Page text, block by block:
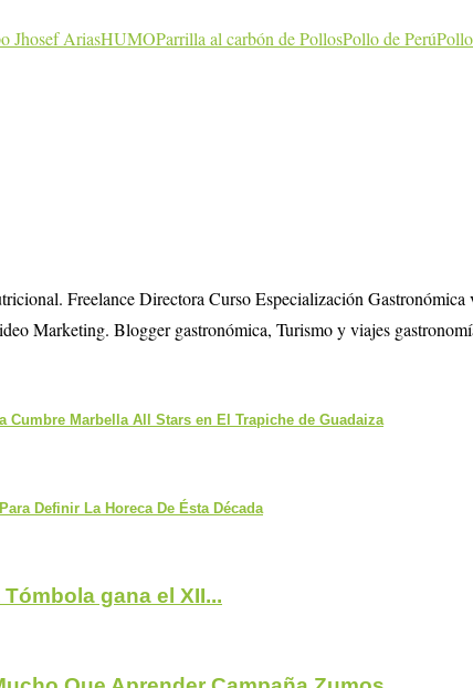
Jhosef AriasHUMOParrilla al carbón de PollosPollo de Perú
Freelance Directora Curso Especialización
Marketing. Blogger gastronómica, Turismo y viajes
Cumbre Marbella All Stars en El Trapiche de Guadaiza
Definir La Horeca De Ésta Década
gana el XII...